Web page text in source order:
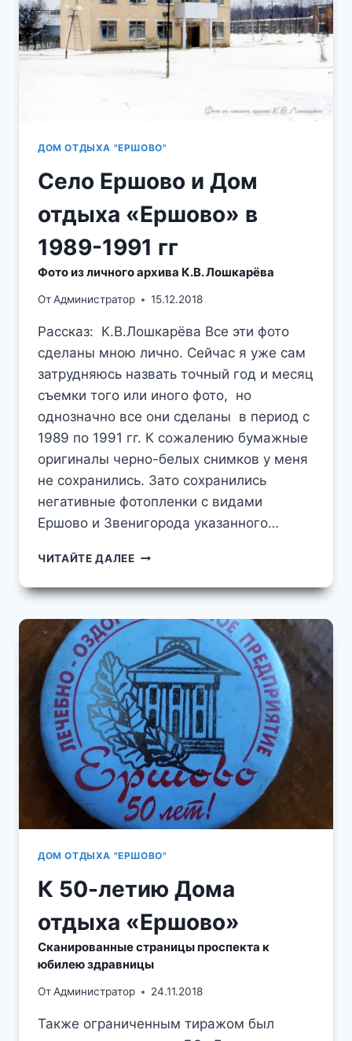
ДОМ ОТДЫХА "ЕРШОВО"
Село Ершово и Дом
отдыха «Ершово» в
1989-1991 гг
Фото из личного архива К.В. Лошкарёва
ОтАдминистратор 15.12.2018
Рассказ: К.В.Лошкарёва Все эти фото
сделаны мною лично. Сейчас я уже сам
затрудняюсь назвать точный год и месяц
съемки того или иного фото, но
однозначно все они сделаны в период с
1989 по 1991 гг. К сожалению бумажные
оригиналы черно-белых снимков у меня
не сохранились. Зато сохранились
негативные фотопленки с видами
Ершово и Звенигорода указанного…
ЧИТАЙТЕ ДАЛЕЕСЕЛО
И
ОТДЫХА
«ЕРШОВО»
1989-
1991
ГГ
ФОТО
ИЗ
ЛИЧНОГО
АРХИВА
К.В.
ЛОШКАРЁВА
ДОМ ОТДЫХА "ЕРШОВО"
К 50-летию Дома
отдыха «Ершово»
Сканированные страницы проспекта к
юбилею здравницы
ОтАдминистратор 24.11.2018
Также ограниченным тиражом был